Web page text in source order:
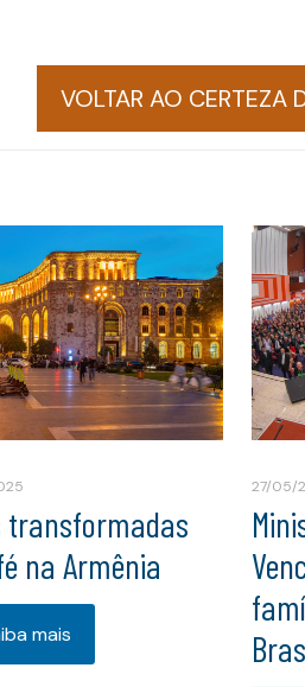
VOLTAR AO CERTEZA
transformadas
na Armênia
mais
27/05/